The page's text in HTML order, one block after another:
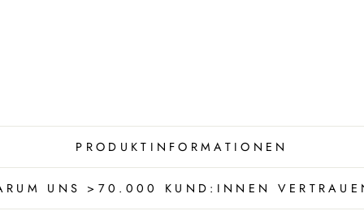
PRODUKTINFORMATIONEN
UNS >70.000 KUND:INNEN